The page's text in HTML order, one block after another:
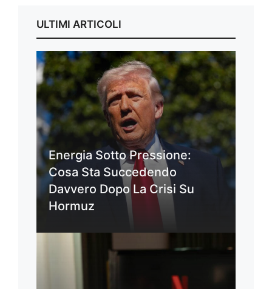
ULTIMI ARTICOLI
Energia Sotto Pressione:
Cosa Sta Succedendo
Davvero Dopo La Crisi Su
Hormuz